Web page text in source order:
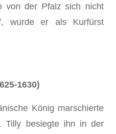
von der Pfalz sich nicht
wurde er als Kurfürst
1630)
König marschierte
Tilly besiegte ihn in der